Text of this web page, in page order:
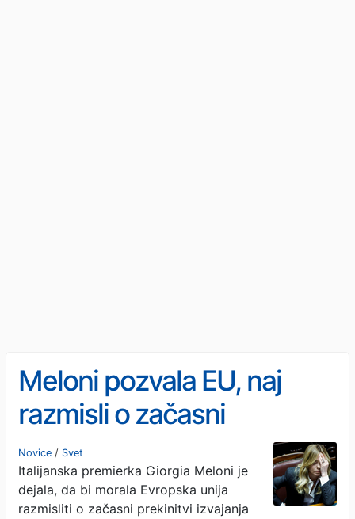
Meloni pozvala EU, naj
razmisli o začasni
zamrznitvi fiskalnih pravil
Novice / Svet
Italijanska premierka Giorgia Meloni je
dejala, da bi morala Evropska unija
razmisliti o začasni prekinitvi izvajanja